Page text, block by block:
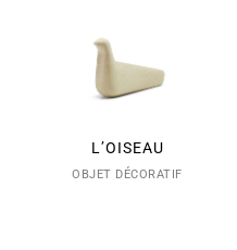
L’OISEAU
OBJET DÉCORATIF